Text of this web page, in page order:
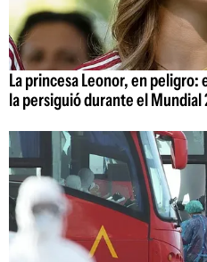
La princesa Leonor, en peligro:
la persiguió durante el Mundial